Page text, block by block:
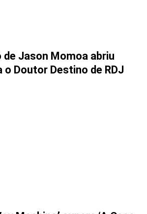
de Jason Momoa abriu
o Doutor Destino de RDJ